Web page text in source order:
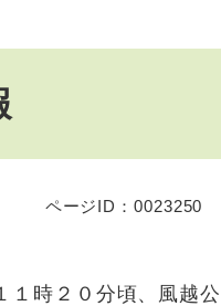
ページID：0023250
時２０分頃、風越